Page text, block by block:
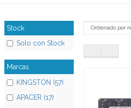
Stock
Solo con Stock
Marcas
KINGSTON (57)
APACER (17)